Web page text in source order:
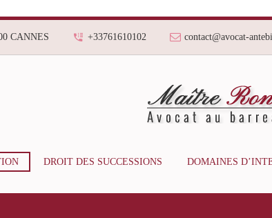
CANNES +33761610102 contact@avocat-
DROIT DES SUCCESSIONS DOMAINES